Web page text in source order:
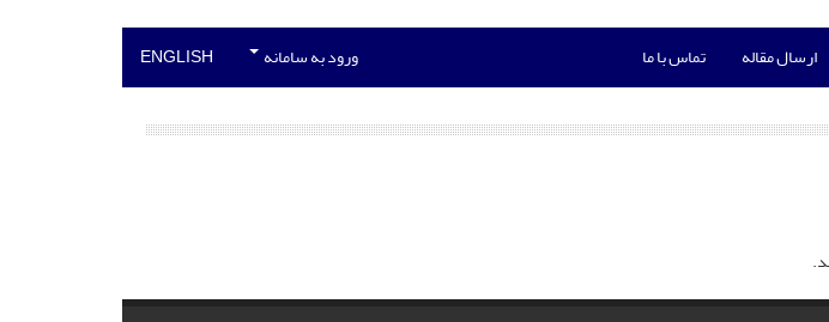
ارسال مقاله تماس با ما ورود به سامانه ENGLISH